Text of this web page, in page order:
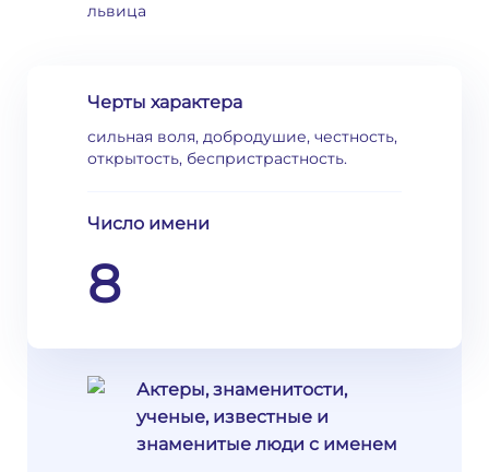
львица
Черты характера
сильная воля, добродушие, честность,
открытость, беспристрастность.
Число имени
8
Актеры, знаменитости,
ученые, известные и
знаменитые люди с именем